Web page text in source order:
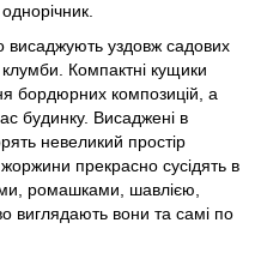
висаджують уздовж садових
Компактні кущики
бордюрних композицій, а
будинку. Висаджені в
невеликий простір
прекрасно сусідять в
ромашками, шавлією,
виглядають вони та самі по